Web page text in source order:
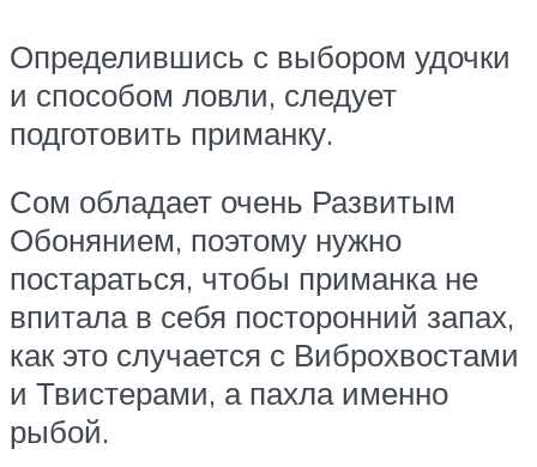
Определившись с выбором удочки
и способом ловли, следует
подготовить приманку.
Сом обладает очень Развитым
Обонянием, поэтому нужно
постараться, чтобы приманка не
впитала в себя посторонний запах,
как это случается с Виброхвостами
и Твистерами, а пахла именно
рыбой.